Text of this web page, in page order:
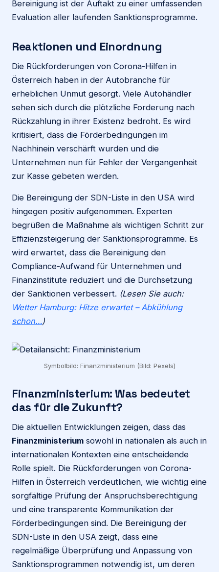
Bereinigung ist der Auftakt zu einer umfassenden
Evaluation aller laufenden Sanktionsprogramme.
Reaktionen und Einordnung
Die Rückforderungen von Corona-Hilfen in
Österreich haben in der Autobranche für
erheblichen Unmut gesorgt. Viele Autohändler
sehen sich durch die plötzliche Forderung nach
Rückzahlung in ihrer Existenz bedroht. Es wird
kritisiert, dass die Förderbedingungen im
Nachhinein verschärft wurden und die
Unternehmen nun für Fehler der Vergangenheit
zur Kasse gebeten werden.
Die Bereinigung der SDN-Liste in den USA wird
hingegen positiv aufgenommen. Experten
begrüßen die Maßnahme als wichtigen Schritt zur
Effizienzsteigerung der Sanktionsprogramme. Es
wird erwartet, dass die Bereinigung den
Compliance-Aufwand für Unternehmen und
Finanzinstitute reduziert und die Durchsetzung
der Sanktionen verbessert. (Lesen Sie auch:
Wetter Hamburg: Hitze erwartet – Abkühlung
schon…)
Symbolbild: Finanzministerium (Bild: Pexels)
Finanzministerium: Was bedeutet
das für die Zukunft?
Die aktuellen Entwicklungen zeigen, dass das
Finanzministerium sowohl in nationalen als auch in
internationalen Kontexten eine entscheidende
Rolle spielt. Die Rückforderungen von Corona-
Hilfen in Österreich verdeutlichen, wie wichtig eine
sorgfältige Prüfung der Anspruchsberechtigung
und eine transparente Kommunikation der
Förderbedingungen sind. Die Bereinigung der
SDN-Liste in den USA zeigt, dass eine
regelmäßige Überprüfung und Anpassung von
Sanktionsprogrammen notwendig ist, um deren